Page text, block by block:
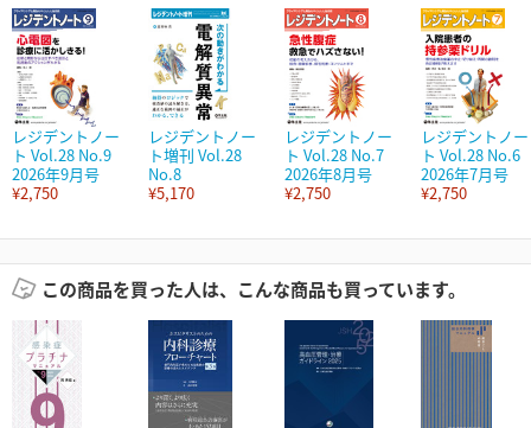
レジデントノー
ト Vol.28 No.9
2026年9月号
¥2,750
レジデントノー
ト増刊 Vol.28
No.8
¥5,170
レジデントノー
ト Vol.28 No.7
2026年8月号
¥2,750
レジデントノー
ト Vol.28 No.6
2026年7月号
¥2,750
この商品を買った人は、こんな商品も買っています。